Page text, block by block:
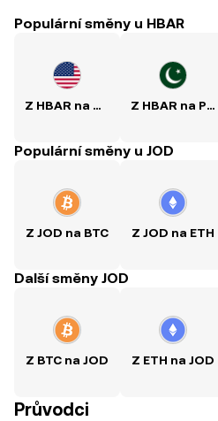
Populární směny u HBAR
Z HBAR na USD Z HBAR na PKR
Populární směny u JOD
Z JOD na BTC Z JOD na ETH
Další směny JOD
Z BTC na JOD Z ETH na JOD
Průvodci